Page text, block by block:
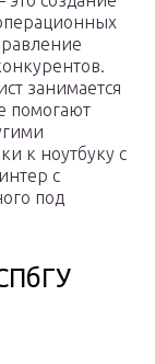
занимается
помогают
к ноутбуку с
с
под